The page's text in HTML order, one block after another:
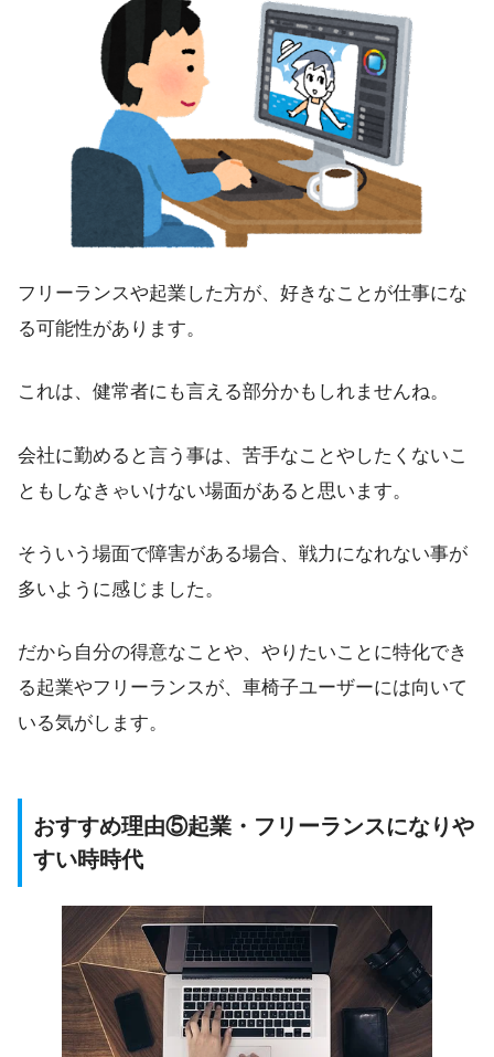
フリーランスや起業した方が、 好きなことが仕事にな
る可能性があります。
これは、健常者にも言える部分かもしれませんね。
会社に勤めると言う事は、苦手なことやしたくないこ
ともしなきゃいけない場面があると思います。
そういう場面で障害がある場合、戦力になれない事が
多いように感じました。
だから自分の得意なことや、やりたいことに特化でき
る起業やフリーランスが、車椅子ユーザーには向いて
いる気がします。
おすすめ理由⑤起業・フリーランスになりや
すい時時代